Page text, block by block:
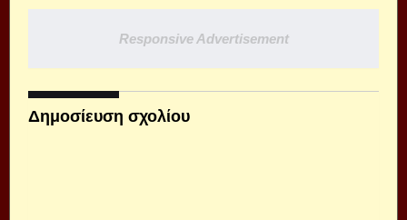
Responsive Advertisement
Δημοσίευση σχολίου